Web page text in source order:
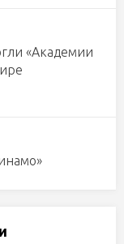
«Академии